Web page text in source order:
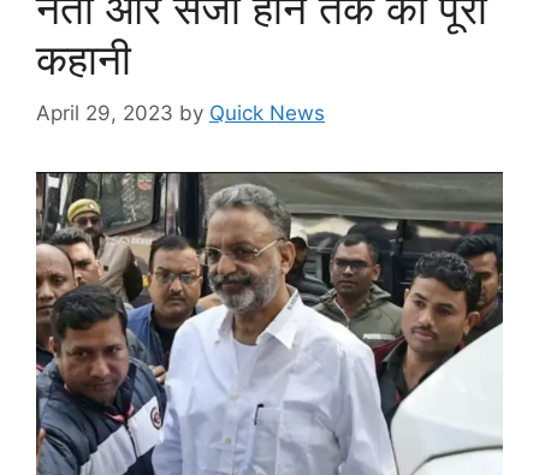
कहानी
April 29, 2023 by Quick News